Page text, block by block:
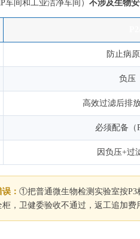
车间和工业洁净车间） 不涉及生物
防止病
负压
高效过滤后排
必须配备（
因负压+过
： ①把普通微生物检测实验室按
，卫健委验收不通过，返工追加费